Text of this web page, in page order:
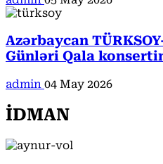
Azərbaycan
Günləri Qala
admin 04 May 2026
İDMAN